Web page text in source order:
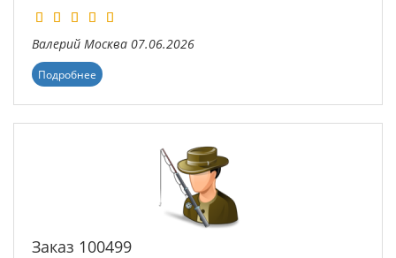
Валерий Москва 07.06.2026
Подробнее
Заказ 100499